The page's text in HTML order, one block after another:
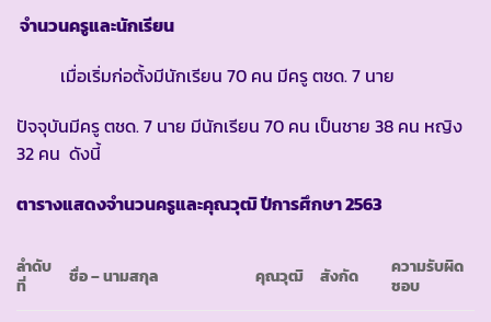
จำนวนครูและนักเรียน
เมื่อเริ่มก่อตั้งมีนักเรียน 70 คน มีครู ตชด. 7 นาย
ปัจจุบันมีครู ตชด. 7 นาย มีนักเรียน 70 คน เป็นชาย 38 คน หญิง
32 คน ดังนี้
ตารางแสดงจำนวนครูและคุณวุฒิ ปีการศึกษา2563
ลำดับ
ที่
ชื่อ – นามสกุล คุณวุฒิ สังกัด
ความรับผิด
ชอบ